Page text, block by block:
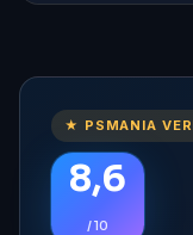
★ PSMANIA
8,6
/ 10